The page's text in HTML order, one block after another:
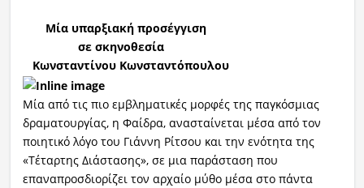
Μία υπαρξιακή προσέγγιση
σεσκηνοθεσία
Κωνσταντίνου Κωνσταντόπουλου
Μία από τις πιο εμβληματικές μορφές της παγκόσμιας
δραματουργίας, η Φαίδρα, ανασταίνεται μέσα από τον
ποιητικό λόγο του Γιάννη Ρίτσου και την ενότητα της
«Τέταρτης Διάστασης», σε μια παράσταση που
επαναπροσδιορίζει τον αρχαίο μύθο μέσα στο πάντα